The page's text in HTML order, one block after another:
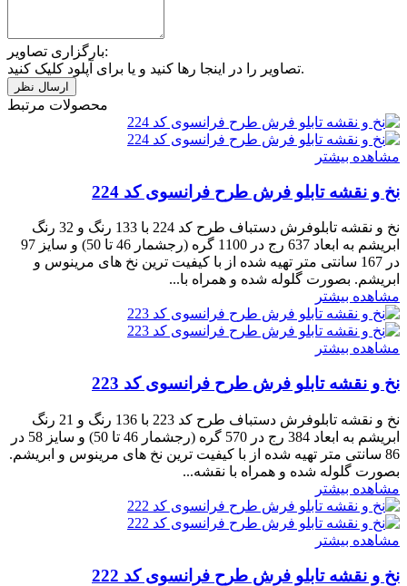
بارگزاری تصاویر:
تصاویر را در اینجا رها کنید و یا برای آپلود کلیک کنید.
محصولات مرتبط
مشاهده بیشتر
نخ و نقشه تابلو فرش طرح فرانسوی کد 224
نخ و نقشه تابلوفرش دستباف طرح کد 224 با 133 رنگ و 32 رنگ
ابریشم به ابعاد 637 رج در 1100 گره (رجشمار 46 تا 50) و سایز 97
در 167 سانتی متر تهیه شده از با کیفیت ترین نخ های مرینوس و
ابریشم. بصورت گلوله شده و همراه با...
مشاهده بیشتر
مشاهده بیشتر
نخ و نقشه تابلو فرش طرح فرانسوی کد 223
نخ و نقشه تابلوفرش دستباف طرح کد 223 با 136 رنگ و 21 رنگ
ابریشم به ابعاد 384 رج در 570 گره (رجشمار 46 تا 50) و سایز 58 در
86 سانتی متر تهیه شده از با کیفیت ترین نخ های مرینوس و ابریشم.
بصورت گلوله شده و همراه با نقشه...
مشاهده بیشتر
مشاهده بیشتر
نخ و نقشه تابلو فرش طرح فرانسوی کد 222